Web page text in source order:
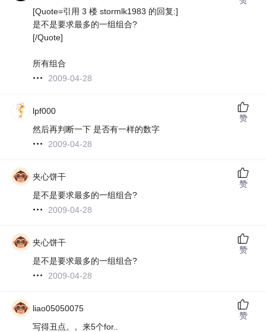
[Quote=引用 3 楼 stormlk1983 的回复:]
是不是要求最多的一组组合?
[/Quote]
所有组合
2009-04-28
lpf000
然后再判断一下 是否有一样的数字
2009-04-28
赞
夹心饼干
是不是要求最多的一组组合?
2009-04-28
赞
夹心饼干
是不是要求最多的一组组合?
2009-04-28
赞
liao05050075
写得丑点。。来5个for..
赞